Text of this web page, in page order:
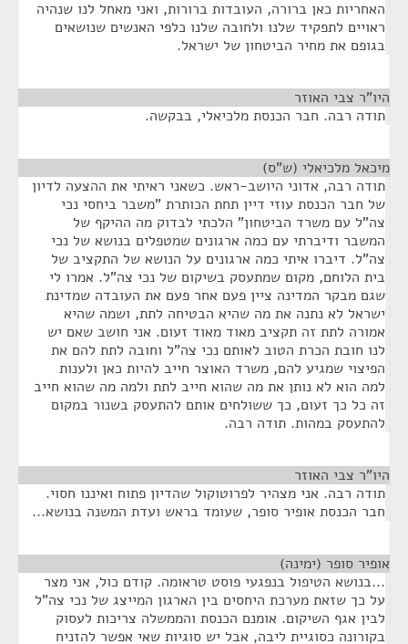
האחריות כאן ברורה, העובדות ברורות, ואני מאחל לנו שנהיה
ראויים לתפקיד שלנו ולחובה שלנו כלפי האנשים שנושאים
בגופם את מחיר הביטחון של ישראל.
היו"ר צבי האוזר
תודה רבה. חבר הכנסת מלכיאלי, בבקשה.
מיכאל מלכיאלי (ש"ס)
תודה רבה, אדוני היושב-ראש. כשאני ראיתי את ההצעה לדיון
של חבר הכנסת עוזי דיין תחת הכותרת "משבר ביחסי נכי
צה"ל עם משרד הביטחון" הלכתי לבדוק מה ההיקף של
המשבר ודיברתי עם כמה ארגונים שמטפלים בנושא של נכי
צה"ל. דיברו איתי כמה ארגונים על הנושא של התקציב של
בית הלוחם, מקום שמתעסק בשיקום של נכי צה"ל. אמרו לי
שגם מבקר המדינה ציין פעם אחר פעם את העובדה שמדינת
ישראל לא נתנה את מה שהיא הבטיחה לתת, ושמה שהיא
אמורה לתת זה תקציב מאוד מאוד זעום. אני חושב שאם יש
לנו חובת הכרת הטוב לאותם נכי צה"ל וחובה לתת להם את
הפיצוי שמגיע להם, משרד האוצר חייב להיות כאן ולענות
למה הוא לא נותן את מה שהוא חייב לתת ולמה מה שהוא חייב
זה כל כך זעום, כך ששולחים אותם להתעסק בשנור במקום
להתעסק במהות. תודה רבה.
היו"ר צבי האוזר
תודה רבה. אני מצהיר לפרוטוקול שהדיון פתוח ואיננו חסוי.
חבר הכנסת אופיר סופר, שעומד בראש ועדת המשנה בנושא...
אופיר סופר (ימינה)
...בנושא הטיפול בנפגעי פוסט טראומה. קודם כול, אני מצר
על כך שזאת מערכת היחסים בין הארגון המייצג של נכי צה"ל
לבין אגף השיקום. אומנם הכנסת והממשלה צריכות לעסוק
בקורונה כסוגיית ליבה, אבל יש סוגיות שאי אפשר להזניח